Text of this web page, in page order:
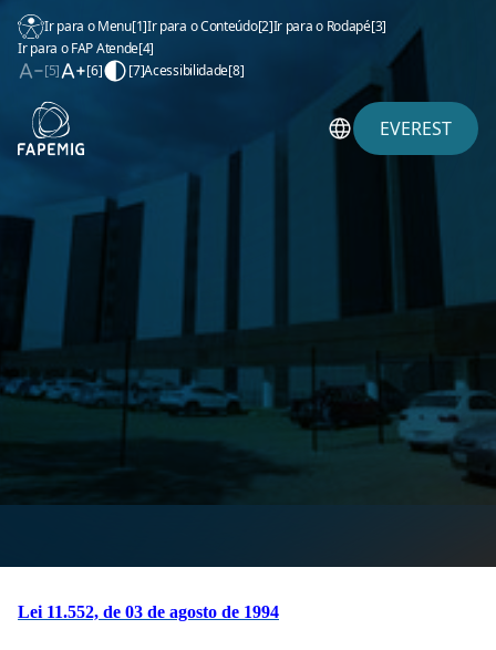
Ir para o Menu[1]Ir para o Conteúdo[2]Ir para o Rodapé[3]
Ir para o FAP Atende[4]
[5]
[6] [7]Acessibilidade[8]
EVEREST
Lei 11.552, de 03 de agosto de 1994